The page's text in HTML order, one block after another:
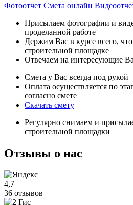
Фотоотчет Смета онлайн
Присылаем фотографии и
проделанной работе
Держим Вас в курсе всего,
строительной площадке
Отвечаем на интересующие
Смета у Вас всегда под рукой
Оплата осуществляется по
согласно смете
Скачать смету
Регулярно снимаем и
строительной площадки
Отзывы о нас
4,7
36 отзывов